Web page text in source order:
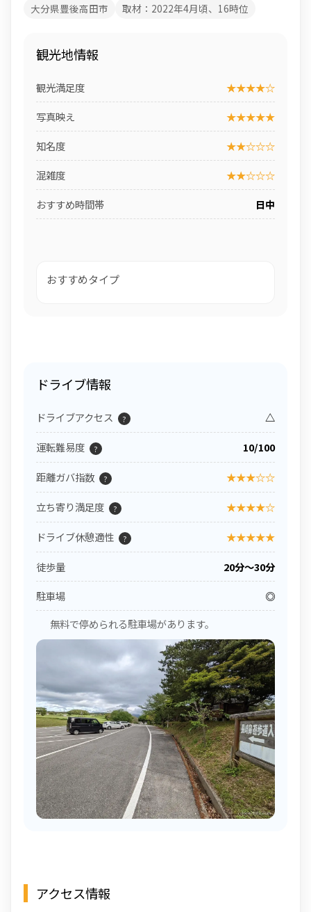
大分県豊後高田市 取材：2022年4月頃、16時位
観光地情報
観光満足度
★★★★☆
写真映え
★★★★★
知名度
★★☆☆☆
混雑度
★★☆☆☆
おすすめ時間帯
日中
おすすめタイプ
ドライブ情報
ドライブアクセス ? △
運転難易度 ? 10/100
距離ガバ指数 ? ★★★☆☆
立ち寄り満足度 ? ★★★★☆
ドライブ休憩適性 ? ★★★★★
徒歩量
20分〜30分
駐車場
◎
無料で停められる駐車場があります。
アクセス情報